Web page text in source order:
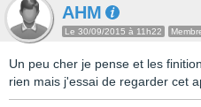
AHM
Le 30/09/2015 à 11h22
Un peu cher je pense et les
rien mais j'essai de regarder cet